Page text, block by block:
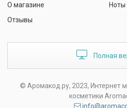
О магазине
Отзывы
Ноты
Полная
© Аромакод.ру, 2023, Интернет
косметики